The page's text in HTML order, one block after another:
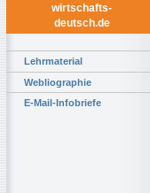
wirtschafts-
deutsch.de
Lehrmaterial
Webliographie
E-Mail-Infobriefe